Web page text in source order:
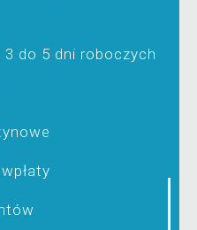
do 5 dni roboczych